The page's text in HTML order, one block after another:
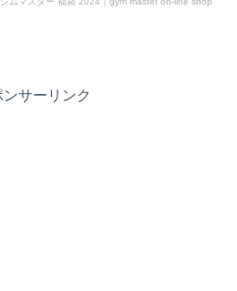
ンサーリンク